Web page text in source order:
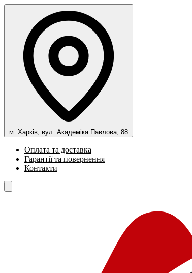
м. Харків, вул. Академіка Павлова, 88
Оплата та доставка
Гарантії та повернення
Контакти